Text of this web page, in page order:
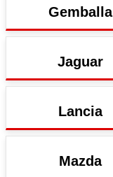
Gemballa
Jaguar
Lancia
Mazda